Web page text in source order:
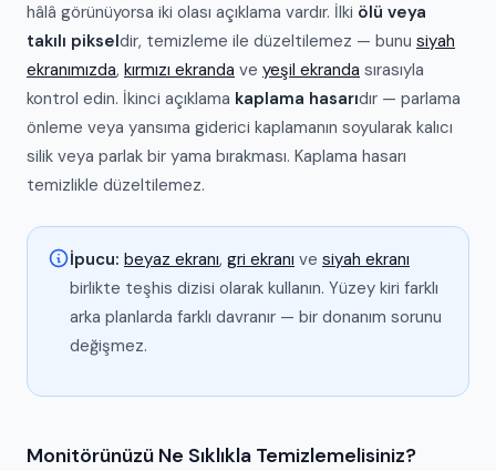
hâlâ görünüyorsa iki olası açıklama vardır. İlki ölü veya
takılı pikseldir, temizleme ile düzeltilemez — bunu siyah
ekranımızda, kırmızı ekranda ve yeşil ekranda sırasıyla
kontrol edin. İkinci açıklama kaplama hasarıdır — parlama
önleme veya yansıma giderici kaplamanın soyularak kalıcı
silik veya parlak bir yama bırakması. Kaplama hasarı
temizlikle düzeltilemez.
İpucu: beyaz ekranı, gri ekranı ve siyah ekranı
birlikte teşhis dizisi olarak kullanın. Yüzey kiri farklı
arka planlarda farklı davranır — bir donanım sorunu
değişmez.
Monitörünüzü Ne Sıklıkla Temizlemelisiniz?